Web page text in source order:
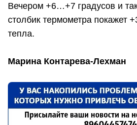
Вечером +6…+7 градусов и
столбик термометра покажет
тепла.
Марина Контарева-Лехман